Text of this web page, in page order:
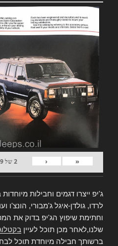
«
‹
2של
ג'יפ ייצרו דגמים וחבילות
לרדו, גולדן-איגל ג'מבורי, הונצ'ו
וחתימת שיפוץ הג'יפ בדוק את
שלנו,לאחר מכן תוכל לעיין
ברשותך חבילה מיוחדת תוכל